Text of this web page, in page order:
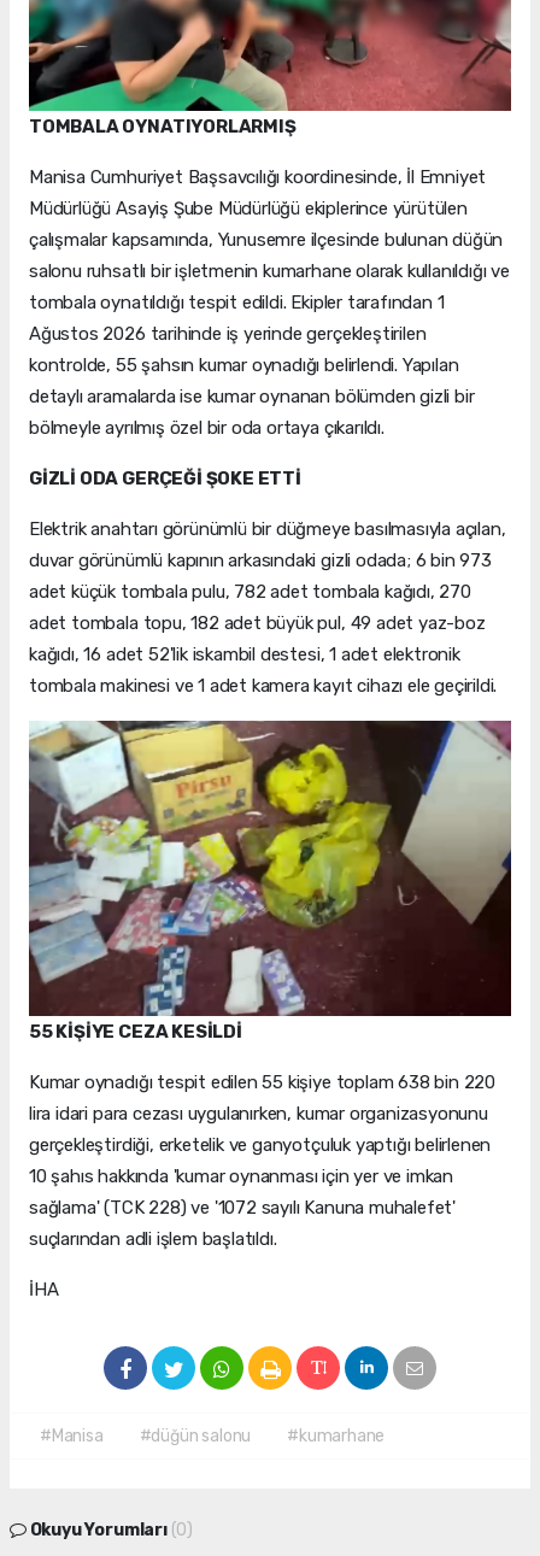
TOMBALA OYNATIYORLARMIŞ
Manisa Cumhuriyet Başsavcılığı koordinesinde, İl Emniyet
Müdürlüğü Asayiş Şube Müdürlüğü ekiplerince yürütülen
çalışmalar kapsamında, Yunusemre ilçesinde bulunan düğün
salonu ruhsatlı bir işletmenin kumarhane olarak kullanıldığı ve
tombala oynatıldığı tespit edildi. Ekipler tarafından 1
Ağustos 2026 tarihinde iş yerinde gerçekleştirilen
kontrolde, 55 şahsın kumar oynadığı belirlendi. Yapılan
detaylı aramalarda ise kumar oynanan bölümden gizli bir
bölmeyle ayrılmış özel bir oda ortaya çıkarıldı.
GİZLİ ODA GERÇEĞİ ŞOKE ETTİ
Elektrik anahtarı görünümlü bir düğmeye basılmasıyla açılan,
duvar görünümlü kapının arkasındaki gizli odada; 6 bin 973
adet küçük tombala pulu, 782 adet tombala kağıdı, 270
adet tombala topu, 182 adet büyük pul, 49 adet yaz-boz
kağıdı, 16 adet 52'lik iskambil destesi, 1 adet elektronik
tombala makinesi ve 1 adet kamera kayıt cihazı ele geçirildi.
55 KİŞİYE CEZA KESİLDİ
Kumar oynadığı tespit edilen 55 kişiye toplam 638 bin 220
lira idari para cezası uygulanırken, kumar organizasyonunu
gerçekleştirdiği, erketelik ve ganyotçuluk yaptığı belirlenen
10 şahıs hakkında 'kumar oynanması için yer ve imkan
sağlama' (TCK 228) ve '1072 sayılı Kanuna muhalefet'
suçlarından adli işlem başlatıldı.
İHA
#Manisa #düğün salonu #kumarhane
Okuyu Yorumları (0)